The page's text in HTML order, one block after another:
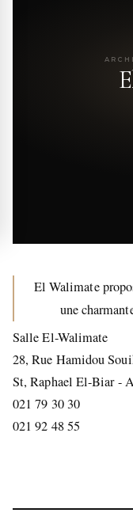
El Walimate
une
Salle El-Walimate
28, Rue Hamidou
St, Raphael El-Biar -
021 79 30 30
021 92 48 55